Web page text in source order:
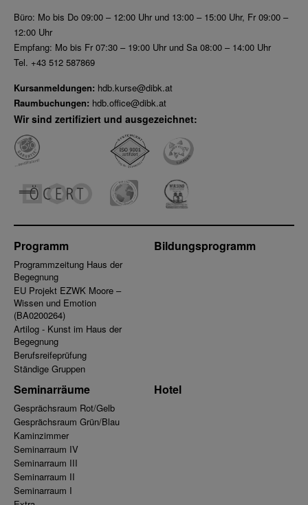
Büro: Mo bis Do 09:00 – 12:00 Uhr und 13:00 – 15:00 Uhr, Fr 09:00 –
12:00 Uhr
Empfang: Mo bis Fr 07:30 – 19:00 Uhr und Sa 08:00 – 14:00 Uhr
Tel. +43 512 587869
Kursanmeldungen: hdb.kurse@dibk.at
Raumbuchungen: hdb.office@dibk.at
Wir sind zertifiziert und ausgezeichnet:
Programm
Programmzeitung Haus der
Begegnung
EU Projekt EZWK Moore –
Wissen und Emotion
(BA0200264)
Artilog - Kunst im Haus der
Begegnung
Berufsreifeprüfung
Ständige Gruppen
Bildungsprogramm
Seminarräume
Gesprächsraum Rot/Gelb
Gesprächsraum Grün/Blau
Kaminzimmer
Seminarraum IV
Seminarraum III
Seminarraum II
Seminarraum I
Hotel